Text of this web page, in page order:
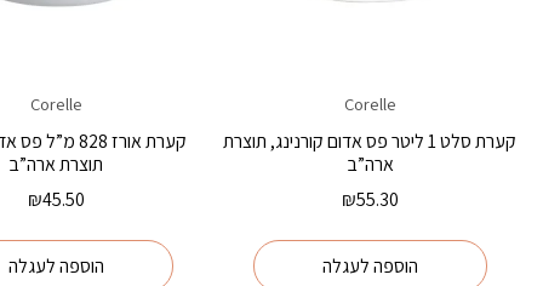
Corelle
קערת סלט 1 ליטר פס אדום קורנינג, תוצרת
ארה”ב
₪55.30
הוספה לעגלה
Corelle
קערת אורז 828
תוצרת ארה”ב
₪45.50
הוספה לעגלה